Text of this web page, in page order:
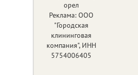
Реклама: ООО
"Городская
клининговая
компания", ИНН
5754006405